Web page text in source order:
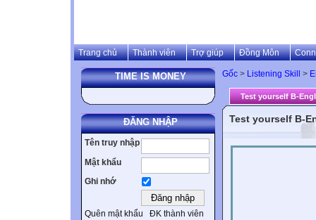
Trang chủ Thành viên Trợ giúp Đồng Môn
TIME IS MONEY
ĐĂNG NHẬP
Tên truy nhập
Mật khẩu
Ghi nhớ
Quên mật khẩu ĐK thành viên
Gốc > Listening Skill >
Test yourself B-
Test yourself B-